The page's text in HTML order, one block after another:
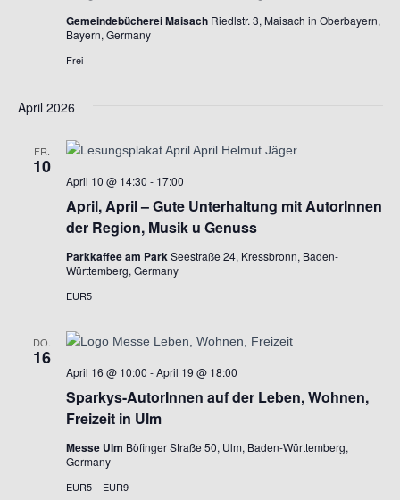
c
d
A
h
i
Gemeindebücherei Maisach Riedlstr. 3, Maisach in Oberbayern,
Bayern, Germany
Frei
April 2026
FR.
10
April, April – Gute Unterhaltung mit AutorInnen
der Region, Musik u Genuss
April 10 @ 14:30 - 17:00
Parkkaffee am ParkSeestraße 24, Kressbronn, Baden-
Württemberg, Germany
EUR5
DO.
16
Sparkys-AutorInnen auf der Leben, Wohnen,
Freizeit in Ulm
April 16 @ 10:00 -April 19 @ 18:00
Messe Ulm Böfinger Straße 50, Ulm, Baden-Württemberg,
Germany
EUR5 – EUR9